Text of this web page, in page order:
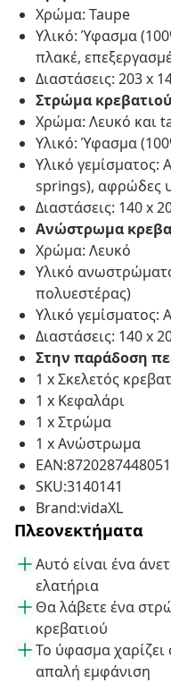
Χρώμα: Taupe
Υλικό: Ύφασμα
πλακέ,
Διαστάσεις: 203 x
Στρώμα
Χρώμα: Λευκό και
Υλικό: Ύφασμα
Υλικό γεμίσματος:
springs), αφρώδες
Διαστάσεις: 140 x
Ανώστρωμα
Χρώμα: Λευκό
Υλικό
πολυεστέρας)
Υλικό γεμίσματος:
Διαστάσεις: 140 x
Στην παράδοση
1 x Σκελετός
1 x Κεφαλάρι
1 x Στρώμα
1 x Ανώστρωμα
EAN:8720287448051
SKU:3140141
Brand:vidaXL
Πλεονεκτήματα
Αυτό είναι ένα
ελατήρια
Θα λάβετε ένα
κρεβατιού
Το ύφασμα
απαλή εμφάνιση